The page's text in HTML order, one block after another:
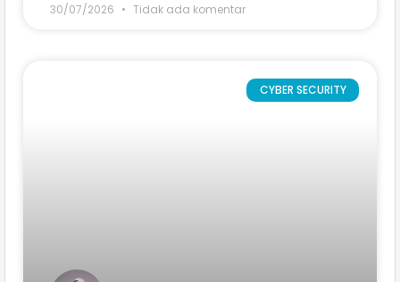
30/07/2026 Tidak ada komentar
CYBER SECURITY